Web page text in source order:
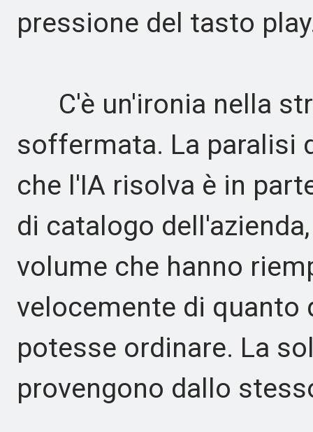
pressione del tasto
C'è un'ironia nella
soffermata. La paralisi
che l'IA risolva è in
di catalogo
volume che hanno
velocemente di quanto
potesse ordinare. La
provengono dallo